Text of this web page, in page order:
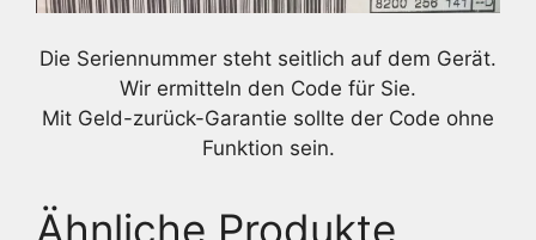
Die Seriennummer steht seitlich auf dem Gerät.
Wir ermitteln den Code für Sie.
Mit Geld-zurück-Garantie sollte der Code ohne
Funktion sein.
Ähnliche Produkte